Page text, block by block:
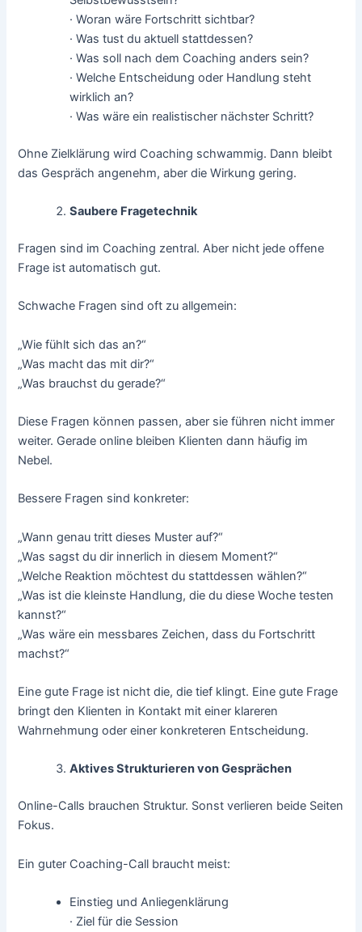
· Woran wäre Fortschritt sichtbar?
· Was tust du aktuell stattdessen?
· Was soll nach dem Coaching anders sein?
· Welche Entscheidung oder Handlung steht
wirklich an?
· Was wäre ein realistischer nächster Schritt?
Ohne Zielklärung wird Coaching schwammig. Dann bleibt
das Gespräch angenehm, aber die Wirkung gering.
Saubere Fragetechnik
Fragen sind im Coaching zentral. Aber nicht jede offene
Frage ist automatisch gut.
Schwache Fragen sind oft zu allgemein:
„Wie fühlt sich das an?“
„Was macht das mit dir?“
„Was brauchst du gerade?“
Diese Fragen können passen, aber sie führen nicht immer
weiter. Gerade online bleiben Klienten dann häufig im
Nebel.
Bessere Fragen sind konkreter:
„Wann genau tritt dieses Muster auf?“
„Was sagst du dir innerlich in diesem Moment?“
„Welche Reaktion möchtest du stattdessen wählen?“
„Was ist die kleinste Handlung, die du diese Woche testen
kannst?“
„Was wäre ein messbares Zeichen, dass du Fortschritt
machst?“
Eine gute Frage ist nicht die, die tief klingt. Eine gute Frage
bringt den Klienten in Kontakt mit einer klareren
Wahrnehmung oder einer konkreteren Entscheidung.
Aktives Strukturieren von Gesprächen
Online-Calls brauchen Struktur. Sonst verlieren beide Seiten
Fokus.
Ein guter Coaching-Call braucht meist:
Einstieg und Anliegenklärung
· Ziel für die Session